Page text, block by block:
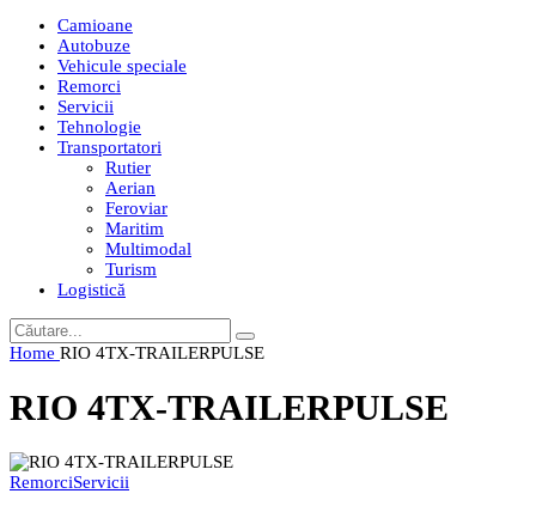
Camioane
Autobuze
Vehicule speciale
Remorci
Servicii
Tehnologie
Transportatori
Rutier
Aerian
Feroviar
Maritim
Multimodal
Turism
Logistică
Home RIO 4TX-TRAILERPULSE
RIO 4TX-TRAILERPULSE
RemorciServicii